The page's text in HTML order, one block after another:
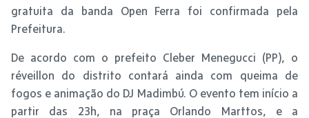
gratuita da banda Open Ferra foi confirmada pela
Prefeitura.
De acordo com o prefeito Cleber Menegucci (PP), o
réveillon do distrito contará ainda com queima de
fogos e animação do DJ Madimbú. O evento tem início a
partir das 23h, na praça Orlando Marttos, e a